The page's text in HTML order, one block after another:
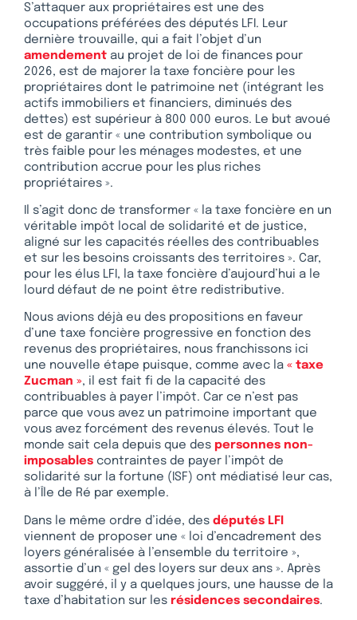
S’attaquer aux propriétaires est une des
occupations préférées des députés LFI. Leur
dernière trouvaille, qui a fait l’objet d’un
amendement au projet de loi de finances pour
2026, est de majorer la taxe foncière pour les
propriétaires dont le patrimoine net (intégrant les
actifs immobiliers et financiers, diminués des
dettes) est supérieur à 800 000 euros. Le but avoué
est de garantir « une contribution symbolique ou
très faible pour les ménages modestes, et une
contribution accrue pour les plus riches
propriétaires ».
Il s’agit donc de transformer « la taxe foncière en un
véritable impôt local de solidarité et de justice,
aligné sur les capacités réelles des contribuables
et sur les besoins croissants des territoires ». Car,
pour les élus LFI, la taxe foncière d’aujourd’hui a le
lourd défaut de ne point être redistributive.
Nous avions déjà eu des propositions en faveur
d’une taxe foncière progressive en fonction des
revenus des propriétaires, nous franchissons ici
une nouvelle étape puisque, comme avec la « taxe
Zucman », il est fait fi de la capacité des
contribuables à payer l’impôt. Car ce n’est pas
parce que vous avez un patrimoine important que
vous avez forcément des revenus élevés. Tout le
monde sait cela depuis que des personnes non-
imposables contraintes de payer l’impôt de
solidarité sur la fortune (ISF) ont médiatisé leur cas,
à l’Île de Ré par exemple.
Dans le même ordre d’idée, des députés LFI
viennent de proposer une « loi d’encadrement des
loyers généralisée à l’ensemble du territoire »,
assortie d’un « gel des loyers sur deux ans ». Après
avoir suggéré, il y a quelques jours, une hausse de la
taxe d’habitation sur les résidences secondaires.